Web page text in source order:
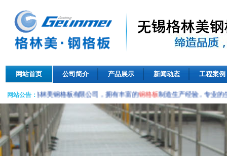
网站首页 公司简介 产品展示 新闻动态 工程案例
网站公告：
无锡格林美钢格板有限公司，拥有丰富的钢格板制造生产经验，专业的